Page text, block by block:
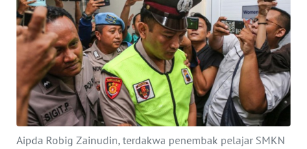
Aipda Robig Zainudin, terdakwa penembak pelajar SMKN
SAINS-TEKNO
KESEHATAN
INTERNASIONAL
SERBA-SERBI